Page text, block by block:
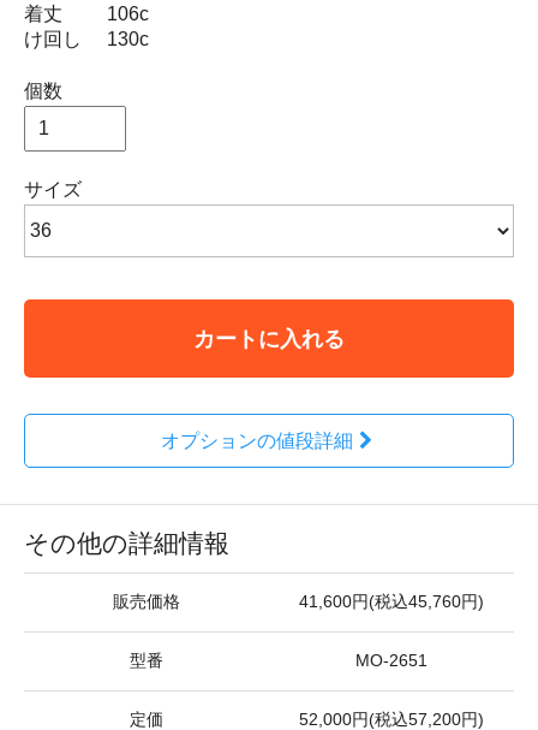
着丈
106c
け回し
130c
個数
サイズ
カートに入れる
オプションの値段詳細
その他の詳細情報
販売価格 41,600円(税込45,760円)
型番 MO-2651
定価 52,000円(税込57,200円)